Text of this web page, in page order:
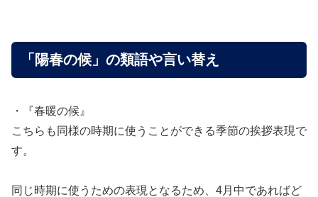
「陽春の候」の類語や言い替え
・『春暖の候』
こちらも同様の時期に使うことができる季節の挨拶表現で
す。
同じ時期に使うための表現となるため、4月中であればど